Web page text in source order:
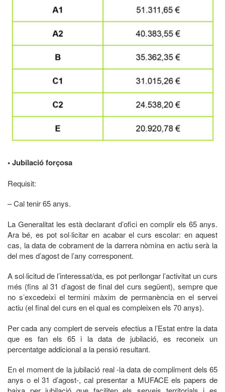
• Jubilació forçosa
Requisit:
– Cal tenir 65 anys.
La Generalitat les està declarant d’ofici en complir els 65 anys.
Ara bé, es pot sol·licitar en acabar el curs escolar: en aquest
cas, la data de cobrament de la darrera nòmina en actiu serà la
del mes d’agost de l’any corresponent.
A sol·licitud de l’interessat/da, es pot perllongar l’activitat un curs
més (fins al 31 d’agost de final del curs següent), sempre que
no s’excedeixi el termini màxim de permanència en el servei
actiu (el final del curs en el qual es compleixen els 70 anys).
Per cada any complert de serveis efectius a l’Estat entre la data
que es fan els 65 i la data de jubilació, es reconeix un
percentatge addicional a la pensió resultant.
En el moment de la jubilació real -la data de compliment dels 65
anys o el 31 d’agost-, cal presentar a MUFACE els papers de